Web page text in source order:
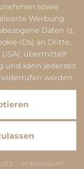
sowie
Werbung
Daten (z.
IDs) an Dritte,
USA), übermittelt
und kann jederzeit
werden.
Impressum